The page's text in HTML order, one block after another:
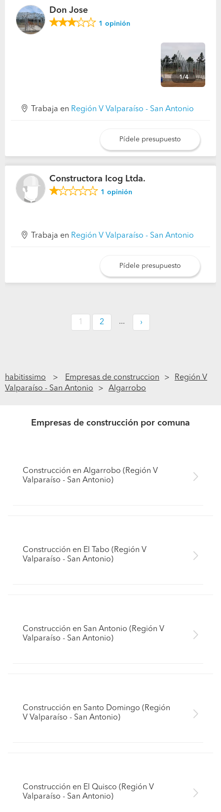
Don Jose
1 opinión
1/4
Trabaja en Región V Valparaíso - San Antonio
Pídele presupuesto
Constructora Icog Ltda.
1 opinión
Trabaja en Región V Valparaíso - San Antonio
Pídele presupuesto
1 2 ... ›
habitissimo Empresas de construccion
Región V
Valparaíso - San Antonio
Algarrobo
Empresas de construcción por comuna
Construcción en Algarrobo (Región V
Valparaíso - San Antonio)
Construcción en El Tabo (Región V
Valparaíso - San Antonio)
Construcción en San Antonio (Región V
Valparaíso - San Antonio)
Construcción en Santo Domingo (Región
V Valparaíso - San Antonio)
Construcción en El Quisco (Región V
Valparaíso - San Antonio)